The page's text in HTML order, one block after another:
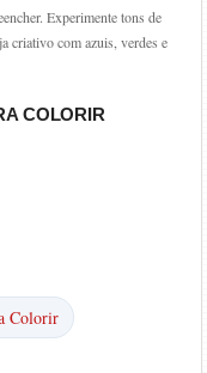
Experimente tons de
criativo com azuis, verdes e
COLORIR
Colorir